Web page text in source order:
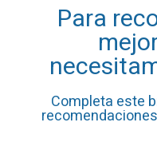
Para
Completa este